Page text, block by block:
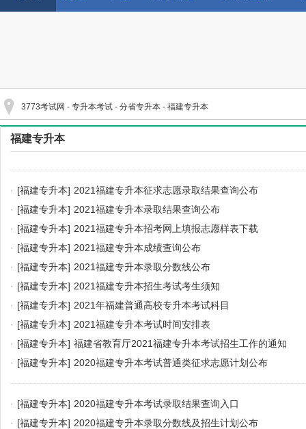
3773考试网 - 专升本考试 - 分省专升本 - 福建专升本
福建专升本
· [福建专升本] 2021福建专升本征求志愿录取结果查询公布
· [福建专升本] 2021福建专升本录取结果查询公布
· [福建专升本] 2021福建专升本招考网上填报志愿样表下载
· [福建专升本] 2021福建专升本成绩查询公布
· [福建专升本] 2021福建专升本录取分数线公布
· [福建专升本] 2021福建专升本招生考试考生须知
· [福建专升本] 2021年福建普通高校专升本考试科目
· [福建专升本] 2021福建专升本考试时间安排表
· [福建专升本] 福建省教育厅2021福建专升本考试招生工作的通知
· [福建专升本] 2020福建专升本考试普通类征求志愿计划公布
· [福建专升本] 2020福建专升本考试录取结果查询入口
· [福建专升本] 2020福建专升本录取分数线及招生计划公布